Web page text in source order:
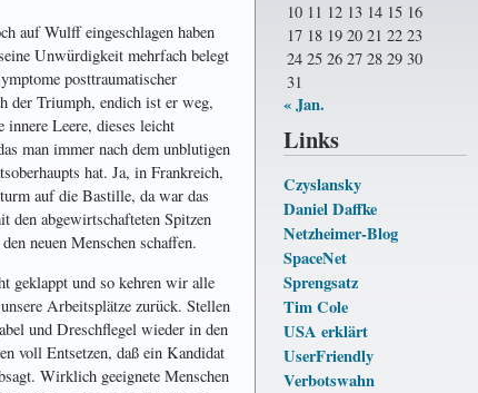
10 11 12 13 14 15 16
17 18 19 20 21 22 23
24 25 26 27 28 29 30
31
« Jan.
Links
Czyslansky
Daniel Daffke
Netzheimer-Blog
SpaceNet
Sprengsatz
Tim Cole
USA erklärt
UserFriendly
Verbotswahn
auf Wulff eingeschlagen haben
Unwürdigkeit mehrfach belegt
post­traumatischer
der Triumph, endich ist er weg,
innere Leere, dieses leicht
man immer nach dem unblutigen
hat. Ja, in Frankreich,
auf die Bastille, da war das
den ab­ge­wirt­schaf­teten Spitzen
neuen Menschen schaffen.
geklappt und so kehren wir alle
Arbeits­plätze zurück. Stellen
und Dreschflegel wieder in den
voll Entsetzen, daß ein Kandidat
Wirklich geeignete Menschen